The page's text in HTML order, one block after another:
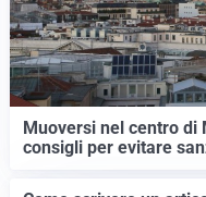
Muoversi nel centro di
consigli per evitare